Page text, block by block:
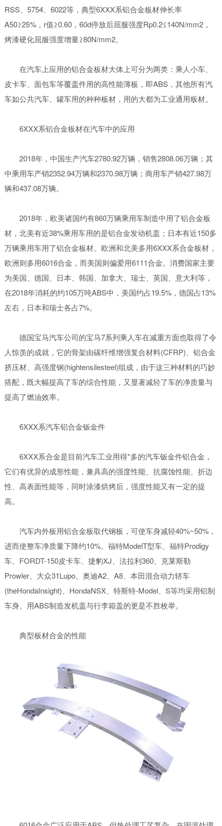
RSS、5754、6022等，典型6XXX系铝合金板材伸长率
A50≥25%，r值≥0.60，60d停放后屈服强度Rp0.2≤140N/mm2，
烤漆硬化屈服强度增量≥80N/mm2。
在汽车上应用的铝合金板材大体上可分为两类：乘人小车、
皮卡车、面包车等覆盖件用的高性能薄板，即ABS，其他所有汽
车如公共汽车、罐车用的种种板材，用的大都为工业通用板材。
6XXX系铝合金板材在汽车中的应用
2018年，中国生产汽车2780.92万辆，销售2808.06万辆；其
中乘用车产销2352.94万辆和2370.98万辆；商用车产销427.98万
辆和437.08万辆。
2018年，欧美诸国约有860万辆乘用车制造中用了铝合金板
材，北美有近38%乘用车用的是铝合金发动机盖；日本有近150多
万辆乘用车用了铝合金板材。欧洲和北美多用6XXX系合金板材，
欧洲则多用6016合金，而美国则偏爱用6111合金。消费国家主要
为美国、德国、日本、韩国、加拿大、瑞士、英国、意大利等，
在2018年消耗的约105万吨ABS中，美国约占19.5%，德国占13%
左右，日本和瑞士各占7%。
德国宝马汽车公司的宝马7系列乘人车在减重方面也取得了令
人惊羡的成就，它的骨架由碳纤维增强复合材料(CFRP)、铝合金
挤压材、高强度钢(hightensilesteel)组成，由于这三种材料的巧妙
搭配，既大幅提高了车的综合性能，又显著减轻了车的净质量与
提高了燃油效率。
6XXX系汽车铝合金钣金件
6XXX系合金是目前汽车工业用得*多的汽车钣金件铝合金，
它们有优异的成形性能，兼具高的强度性能、抗腐蚀性能、折边
性、高表面性能等，同时涂漆烘烤后，强度性能又有一定的提
高。
汽车内外板用铝合金板取代钢板，可使车身减轻40%~50%，
进而使整车净质量下降约10%。福特ModelT型车、福特Prodigy
车、FORDT-150皮卡车、捷豹XJ、法拉利360、克莱斯勒
Prowler、大众31Lupo、奥迪A2、A8、本田混合动力轿车
(theHondaInsight)、HondaNSX、特斯特-Model、S等均采用铝制
车身。用ABS制造发机盖与行李箱盖的更是不胜枚举。
典型板材合金的性能